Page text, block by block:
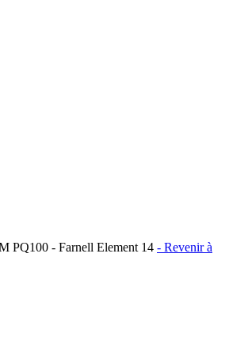
PQ100 - Farnell Element 14 - Revenir à